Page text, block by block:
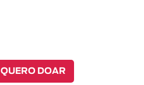
QUERO DOAR